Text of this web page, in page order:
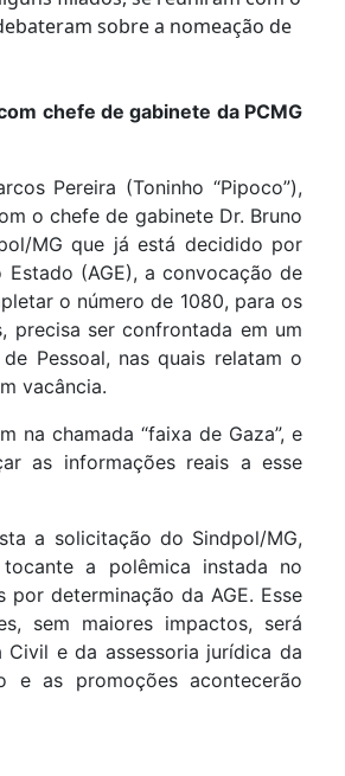
sobre a nomeação de
chefe de gabinete da PCMG
Pereira (Toninho “Pipoco”),
o chefe de gabinete Dr. Bruno
MG que já está decidido por
(AGE), a convocação de
o número de 1080, para os
precisa ser confrontada em um
Pessoal, nas quais relatam o
vacância.
na chamada “faixa de Gaza”, e
as informações reais a esse
a solicitação do Sindpol/MG,
a polêmica instada no
determinação da AGE. Esse
sem maiores impactos, será
e da assessoria jurídica da
e as promoções acontecerão